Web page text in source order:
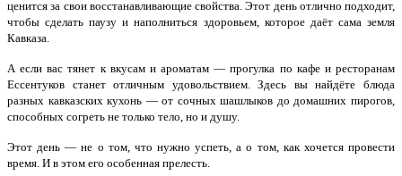
ценится за свои восстанавливающие свойства. Этот день отлично подходит,
чтобы сделать паузу и наполниться здоровьем, которое даёт сама земля
Кавказа.
А если вас тянет к вкусам и ароматам — прогулка по кафе и ресторанам
Ессентуков станет отличным удовольствием. Здесь вы найдёте блюда
разных кавказских кухонь — от сочных шашлыков до домашних пирогов,
способных согреть не только тело, но и душу.
Этот день — не о том, что нужно успеть, а о том, как хочется провести
время. И в этом его особенная прелесть.